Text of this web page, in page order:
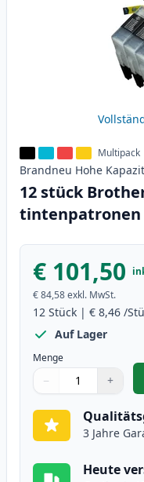
Multipack
Brandneu Hohe
12 stück
tintenpatronen
€ 101,50
€ 84,58exkl. MwSt.
12 Stück | € 8,46 /
Auf Lager
Menge
Verwenden Sie die
− +
1
3 Jahre
Heute